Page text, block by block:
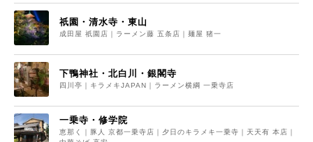
祇園・清水寺・東山
成田屋 祇園店｜ラーメン藤 五条店｜麺屋 猪一
下鴨神社・北白川・銀閣寺
四川亭｜キラメキJAPAN｜ラーメン横綱 一乗寺店
一乗寺・修学院
恵那く｜豚人 京都一乗寺店｜夕日のキラメキ一乗寺｜天天有 本店｜